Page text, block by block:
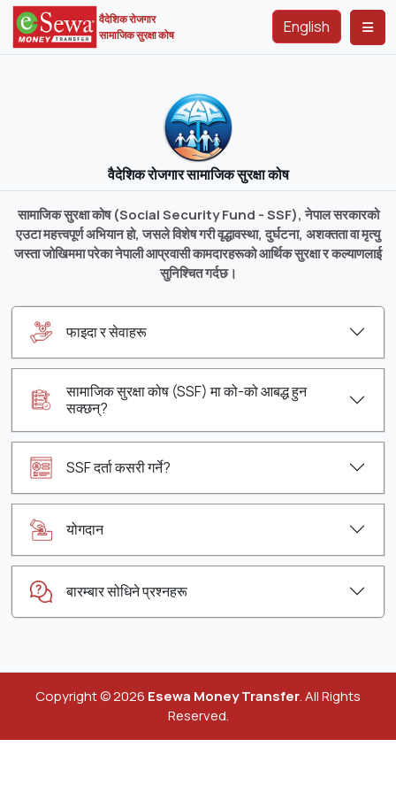
वैदेशिक रोजगार
सामाजिक सुरक्षा कोष
English
वैदेशिक रोजगार सामाजिक सुरक्षा कोष
सामाजिक सुरक्षा कोष (Social Security Fund - SSF), नेपाल सरकारको
एउटा महत्त्वपूर्ण अभियान हो, जसले विशेष गरी वृद्धावस्था, दुर्घटना, अशक्तता वा मृत्यु
जस्ता जोखिममा परेका नेपाली आप्रवासी कामदारहरूको आर्थिक सुरक्षा र कल्याणलाई
सुनिश्चित गर्दछ।
फाइदा र सेवाहरू
सामाजिक सुरक्षा कोष (SSF) मा को-को आबद्ध हुन
सक्छन्?
SSF दर्ता कसरी गर्ने?
योगदान
बारम्बार सोधिने प्रश्नहरू
Copyright © 2026 Esewa Money Transfer. All Rights
Reserved.